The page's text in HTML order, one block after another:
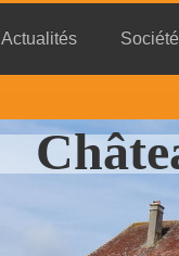
Actualités